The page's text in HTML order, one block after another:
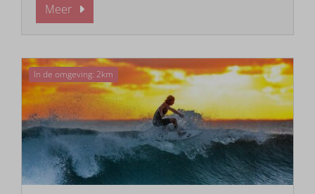
Meer
In de omgeving: 2km